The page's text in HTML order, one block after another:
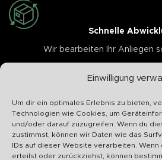
Einwilligung
Um dir ein optimales Erlebnis zu bieten,
Technologien wie Cookies, um
und/oder darauf zuzugreifen. Wenn du
zustimmst, können wir Daten wie das
IDs auf dieser Website verarbeiten. Wenn
erteilst oder zurückziehst, können
Schnelle
Wir bearbeiten Ihr Anliegen